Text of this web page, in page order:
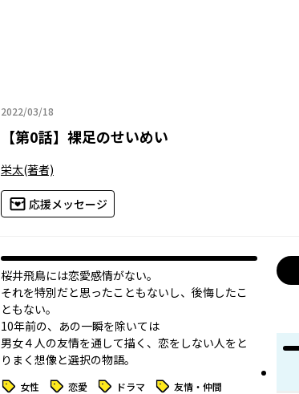
2022/03/18
2022年03月18日
【第0話】 裸足のせいめい
栄太(著者)
応援メッセージ
桜井飛鳥には恋愛感情がない。
それを特別だと思ったこともないし、後悔したこ
ともない。
10年前の、あの一瞬を除いては――
男女４人の友情を通して描く、恋をしない人をと
りまく想像と選択の物語。
タグ 女性 タグ 恋愛 タグ ドラマ タグ 友情・仲間